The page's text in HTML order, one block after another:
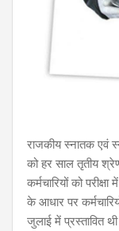
राजकीय स्नातक एवं
को हर साल तृतीय
कर्मचारियों को
के आधार पर
जुलाई में प्रस्तावित